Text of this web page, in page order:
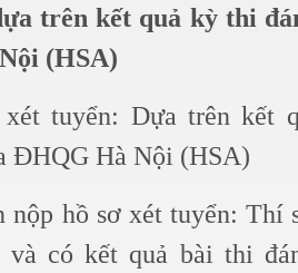
trên kết quả kỳ thi
(HSA)
tuyển: Dựa trên kết
ĐHQG Hà Nội (HSA)
hồ sơ xét tuyển: Thí
và có kết quả bài thi